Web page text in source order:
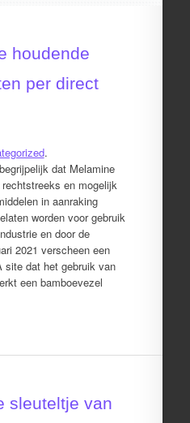
houdende
per direct
.
dat Melamine
en mogelijk
in aanraking
worden voor gebruik
en door de
2021 verscheen een
site dat het gebruik van
een bamboevezel
sleuteltje van